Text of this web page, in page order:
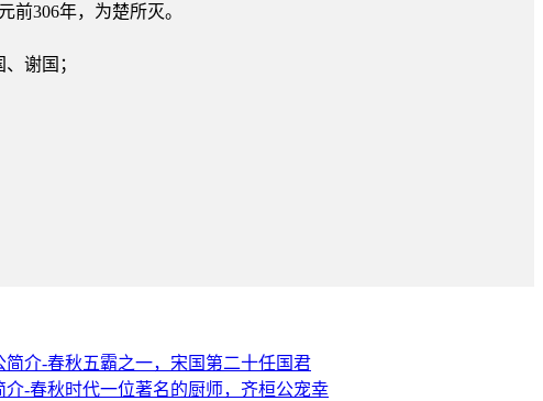
306年，为楚所灭。
谢国；
简介-春秋五霸之一，宋国第二十任国君
介-春秋时代一位著名的厨师，齐桓公宠幸